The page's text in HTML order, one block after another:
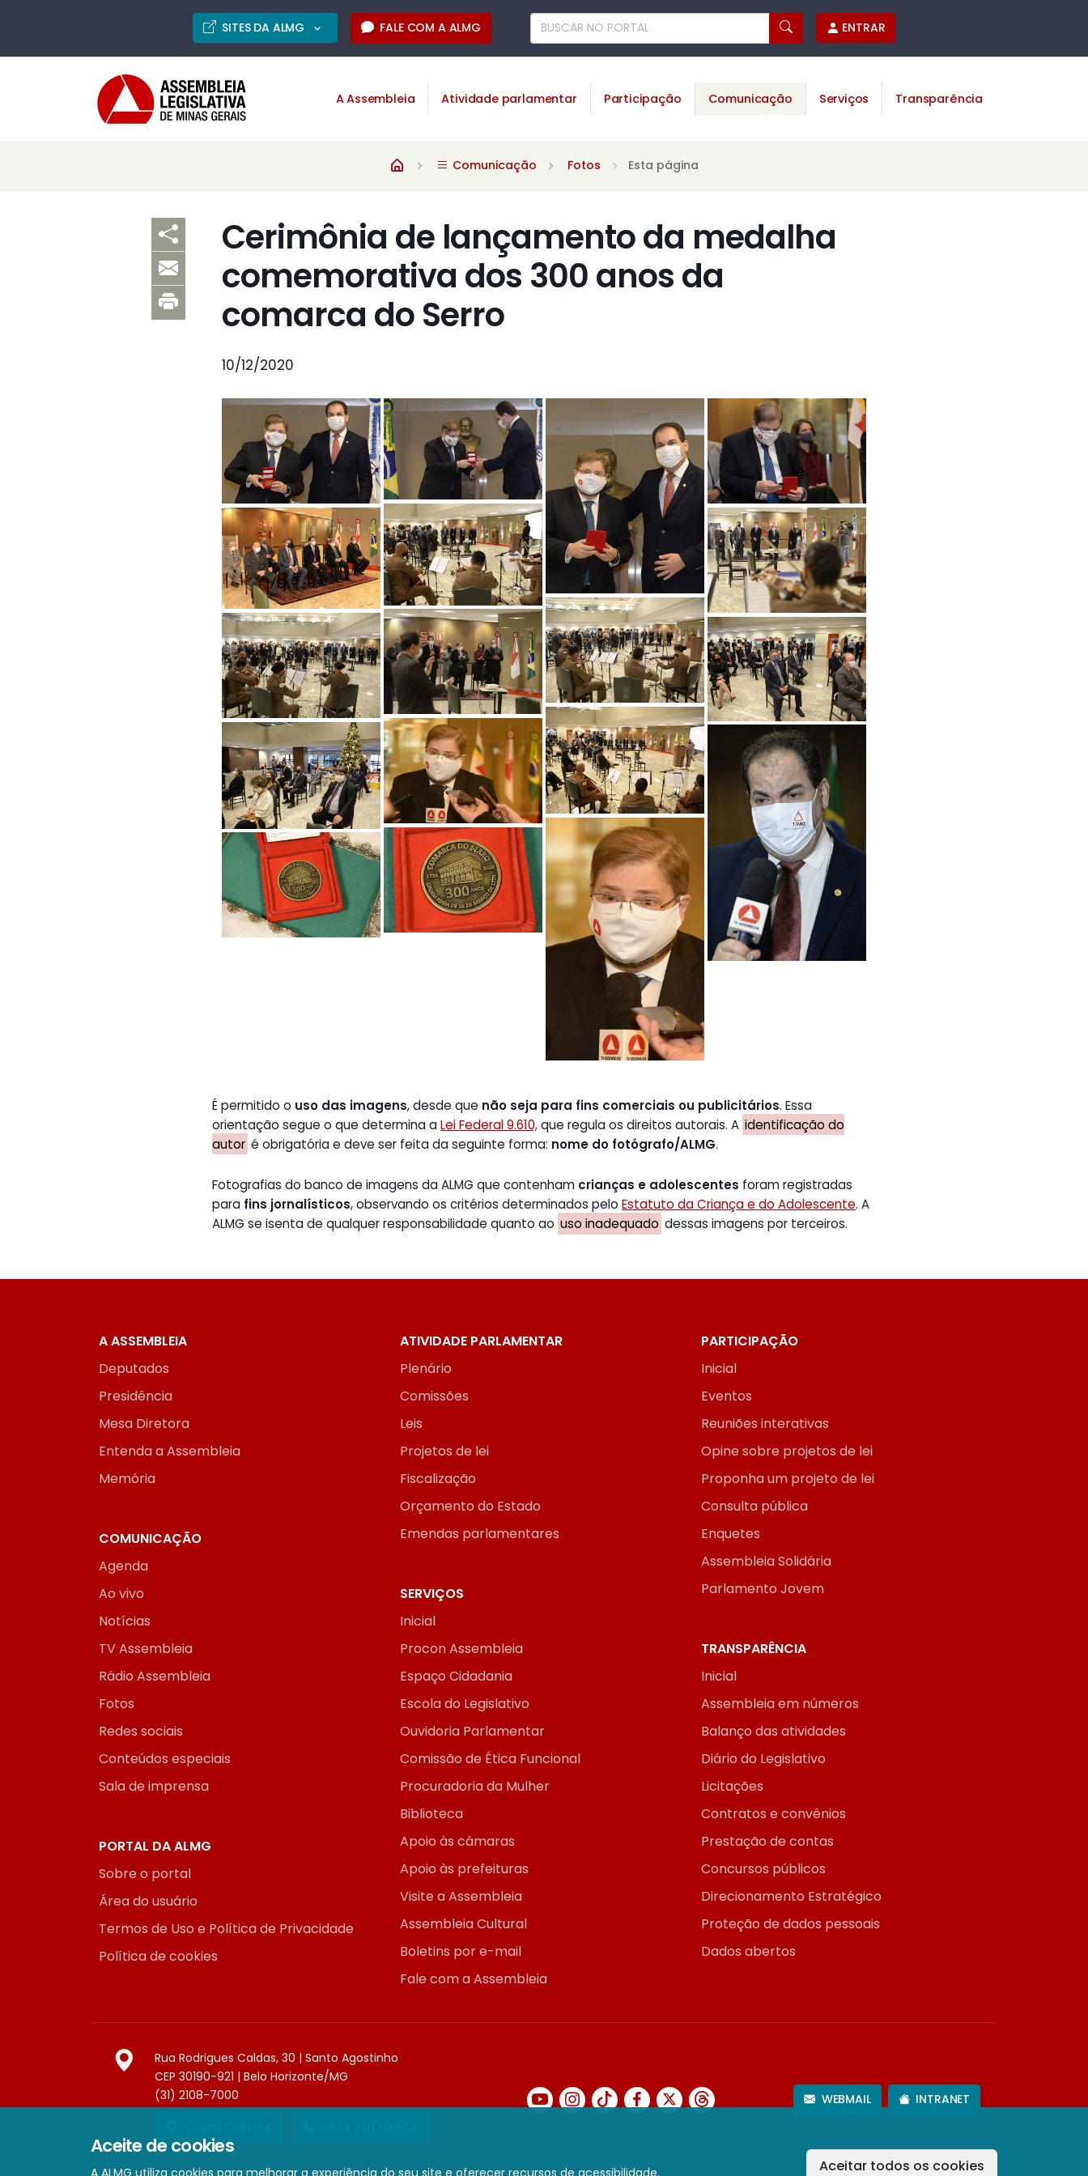
Aceite de cookies
A ALMG utiliza cookies para melhorar a experiência do seu site e oferecer recursos de acessibilidade. Aceitar todos os cookies
SITES DA ALMG FALE COM A ALMG ENTRAR
A Assembleia Atividade parlamentar Participação Comunicação Serviços Transparência
Comunicação Fotos Esta página
Cerimônia de lançamento da medalha
comemorativa dos 300 anos da
comarca do Serro
10/12/2020
É permitido o uso das imagens, desde que não seja para fins comerciais ou publicitários. Essa
orientação segue o que determina aLei Federal 9.610,que regula os direitos autorais. A identificação do
autor é obrigatória e deve ser feita da seguinte forma: nome do fotógrafo/ALMG.
Fotografias do banco de imagens da ALMG que contenham crianças e adolescentes foram registradas
para fins jornalísticos, observando os critérios determinados pelo Estatuto da Criança e do Adolescente. A
ALMG se isenta de qualquer responsabilidade quanto ao uso inadequado dessas imagens por terceiros.
A ASSEMBLEIA
Deputados
Presidência
Mesa Diretora
Entenda a Assembleia
Memória
ATIVIDADE PARLAMENTAR
Plenário
Comissões
Leis
Projetos de lei
Fiscalização
Orçamento do Estado
Emendas parlamentares
PARTICIPAÇÃO
Inicial
Eventos
Reuniões interativas
Opine sobre projetos de lei
Proponha um projeto de lei
Consulta pública
Enquetes
Assembleia Solidária
Parlamento Jovem
COMUNICAÇÃO
Agenda
Ao vivo
Notícias
TV Assembleia
Rádio Assembleia
Fotos
Redes sociais
Conteúdos especiais
Sala de imprensa
SERVIÇOS
Inicial
Procon Assembleia
Espaço Cidadania
Escola do Legislativo
Ouvidoria Parlamentar
Comissão de Ética Funcional
Procuradoria da Mulher
Biblioteca
Apoio às câmaras
Apoio às prefeituras
Visite a Assembleia
Assembleia Cultural
Boletins por e-mail
Fale com a Assembleia
TRANSPARÊNCIA
Inicial
Assembleia em números
Balanço das atividades
Diário do Legislativo
Licitações
Contratos e convênios
Prestação de contas
Concursos públicos
Direcionamento Estratégico
Proteção de dados pessoais
Dados abertos
PORTAL DA ALMG
Sobre o portal
Área do usuário
Termos de Uso e Política de Privacidade
Política de cookies
Rua Rodrigues Caldas, 30 | Santo Agostinho
CEP 30190-921 | Belo Horizonte/MG
(31) 2108-7000
WEBMAIL INTRANET